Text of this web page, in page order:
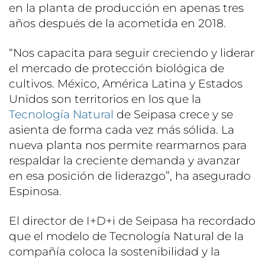
en la planta de producción en apenas tres
años después de la acometida en 2018.
“Nos capacita para seguir creciendo y liderar
el mercado de protección biológica de
cultivos. México, América Latina y Estados
Unidos son territorios en los que la
Tecnología Natural de Seipasa crece y se
asienta de forma cada vez más sólida. La
nueva planta nos permite rearmarnos para
respaldar la creciente demanda y avanzar
en esa posición de liderazgo”, ha asegurado
Espinosa.
El director de I+D+i de Seipasa ha recordado
que el modelo de Tecnología Natural de la
compañía coloca la sostenibilidad y la